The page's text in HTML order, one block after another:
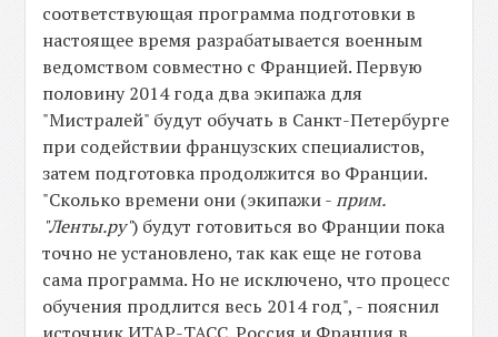
соответствующая программа подготовки в
настоящее время разрабатывается военным
ведомством совместно с Францией. Первую
половину 2014 года два экипажа для
"Мистралей" будут обучать в Санкт-Петербурге
при содействии французских специалистов,
затем подготовка продолжится во Франции.
"Сколько времени они (экипажи -прим.
"Ленты.ру") будут готовиться во Франции пока
точно не установлено, так как еще не готова
сама программа. Но не исключено, что процесс
обучения продлится весь 2014 год", - пояснил